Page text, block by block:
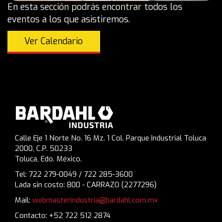
En esta sección podrás encontrar todos los
eventos a los que asistiremos.
Ver Calendario
Calle Eje 1 Norte No. 16 Mz. 1 Col. Parque Industrial Toluca
2000, C.P. 50233
Toluca, Edo. México.
Tel: 722 279-0049 / 722 285-3600
Lada sin costo: 800 - CARRAZO (2277296)
Mail: webmasterindustria@bardahl.com.mx
Contacto: +52 722 512 2874